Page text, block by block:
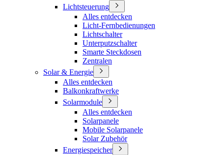
Lichtsteuerung
Alles entdecken
Licht-Fernbedienungen
Lichtschalter
Unterputzschalter
Smarte Steckdosen
Zentralen
Solar & Energie
Alles entdecken
Balkonkraftwerke
Solarmodule
Alles entdecken
Solarpanele
Mobile Solarpanele
Solar Zubehör
Energiespeicher